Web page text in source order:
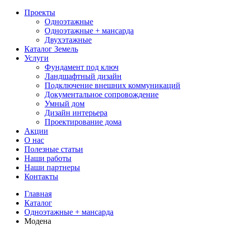
Проекты
Одноэтажные
Одноэтажные + мансарда
Двухэтажные
Каталог Земель
Услуги
Фундамент под ключ
Ландшафтный дизайн
Подключение внешних коммуникаций
Документальное сопровождение
Умный дом
Дизайн интерьера
Проектирование дома
Акции
О нас
Полезные статьи
Наши работы
Наши партнеры
Контакты
Главная
Каталог
Одноэтажные + мансарда
Модена